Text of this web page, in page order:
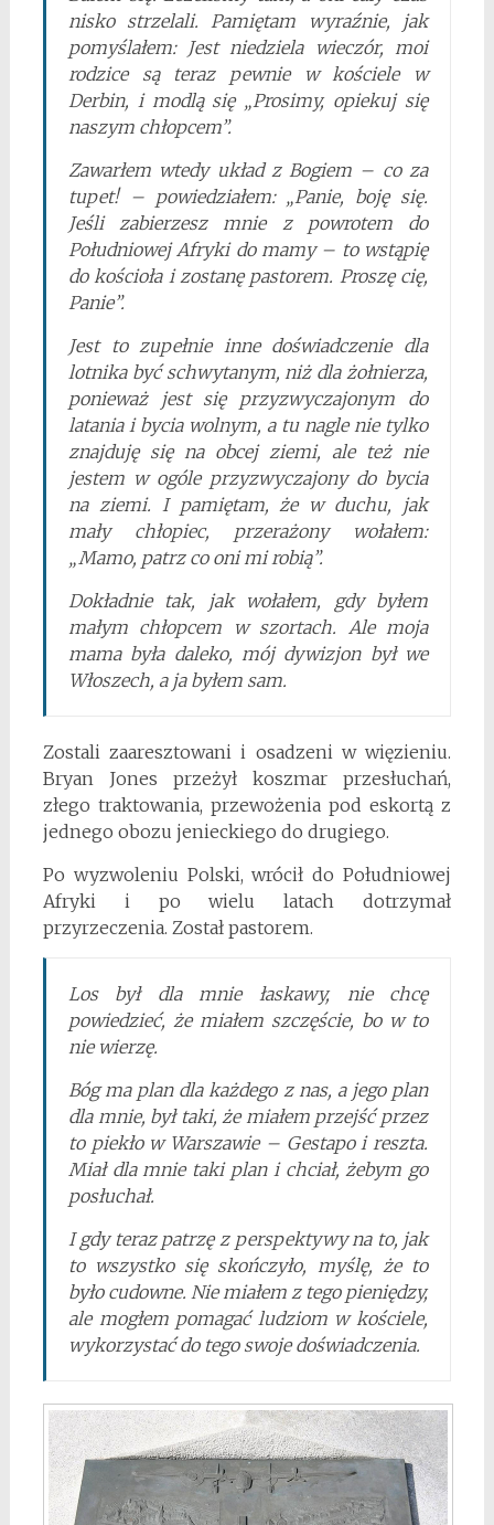
nisko strzelali. Pamiętam wyraźnie, jak
pomyślałem: Jest niedziela wieczór, moi
rodzice są teraz pewnie w kościele w
Derbin, i modlą się „Prosimy, opiekuj się
naszym chłopcem”.
Zawarłem wtedy układ z Bogiem – co za
tupet! – powiedziałem: „Panie, boję się.
Jeśli zabierzesz mnie z powrotem do
Południowej Afryki do mamy – to wstąpię
do kościoła i zostanę pastorem. Proszę cię,
Panie”.
Jest to zupełnie inne doświadczenie dla
lotnika być schwytanym, niż dla żołnierza,
ponieważ jest się przyzwyczajonym do
latania i bycia wolnym, a tu nagle nie tylko
znajduję się na obcej ziemi, ale też nie
jestem w ogóle przyzwyczajony do bycia
na ziemi. I pamiętam, że w duchu, jak
mały chłopiec, przerażony wołałem:
„Mamo, patrz co oni mi robią”.
Dokładnie tak, jak wołałem, gdy byłem
małym chłopcem w szortach. Ale moja
mama była daleko, mój dywizjon był we
Włoszech, a ja byłem sam.
Zostali zaaresztowani i osadzeni w więzieniu.
Bryan Jones przeżył koszmar przesłuchań,
złego traktowania, przewożenia pod eskortą z
jednego obozu jenieckiego do drugiego.
Po wyzwoleniu Polski, wrócił do Południowej
Afryki i po wielu latach dotrzymał
przyrzeczenia. Został pastorem.
Los był dla mnie łaskawy, nie chcę
powiedzieć, że miałem szczęście, bo w to
nie wierzę.
Bóg ma plan dla każdego z nas, a jego plan
dla mnie, był taki, że miałem przejść przez
to piekło w Warszawie – Gestapo i reszta.
Miał dla mnie taki plan i chciał, żebym go
posłuchał.
I gdy teraz patrzę z perspektywy na to, jak
to wszystko się skończyło, myślę, że to
było cudowne. Nie miałem z tego pieniędzy,
ale mogłem pomagać ludziom w kościele,
wykorzystać do tego swoje doświadczenia.